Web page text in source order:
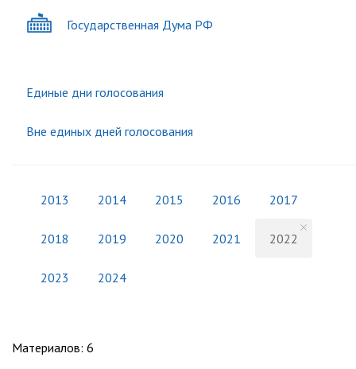
Государственная Дума РФ
Единые дни голосования
Вне единых дней голосования
2013 2014 2015 2016 2017
2018 2019 2020 2021 2022
2023 2024
Материалов: 6